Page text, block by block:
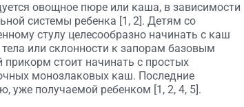
овощное пюре или каша, в зависимости
системы ребенка [1, 2]. Детям со
стулу целесообразно начинать с каш
или склонности к запорам базовым
стоит начинать с простых
монозлаковых каш. Последние
уже получаемой ребенком [1, 2, 4, 5].